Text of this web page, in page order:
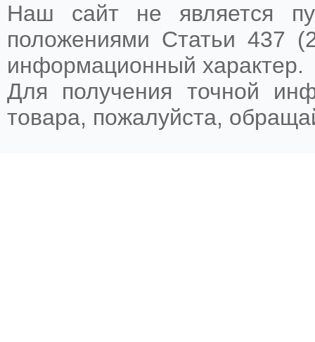
Наш сайт не является
положениями Статьи 437
информационный характер.
Для получения точной
товара, пожалуйста,